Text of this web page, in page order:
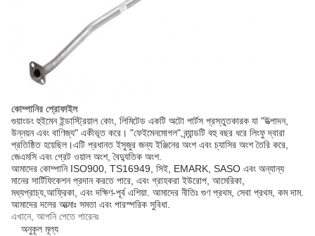
কোম্পানির প্রোফাইল
গুয়াংডং হুইমেন ইন্ডাস্ট্রিয়াল কোং, লিমিটেড একটি অটো পার্টস প্রস্তুতকারক যা "উত্পাদন,
উন্নয়ন এবং বাণিজ্য" একীভূত করে। "ফেইমেনমোগল" ব্র্যান্ডটি বহু বছর ধরে লিংফু দ্বারা
প্রতিষ্ঠিত হয়েছিল।এটি প্রধানত ইসুজুর জন্য ইঞ্জিনের অংশ এবং চ্যাসির অংশ তৈরি করে,
জেএমসি এবং গ্রেট ওয়াল অংশ, বৈদ্যুতিক অংশ.
আমাদের কোম্পানি ISO900, TS16949, সিই, EMARK, SASO এবং অন্যান্য
মানের সার্টিফিকেশন প্রদান করতে পারে, এবং গ্রাহকরা ইউরোপ, আমেরিকা,
মধ্যপ্রাচ্য,আফ্রিকা, এবং দক্ষিণ-পূর্ব এশিয়া. আমাদের নীতিঃ গুণ প্রথম, সেবা প্রথম, কম দাম.
আমাদের দলের আত্মাঃ সমতা এবং পারস্পরিক সুবিধা.
এখানে, আপনি পেতে পারেনঃ
অনুকূল মূল্য